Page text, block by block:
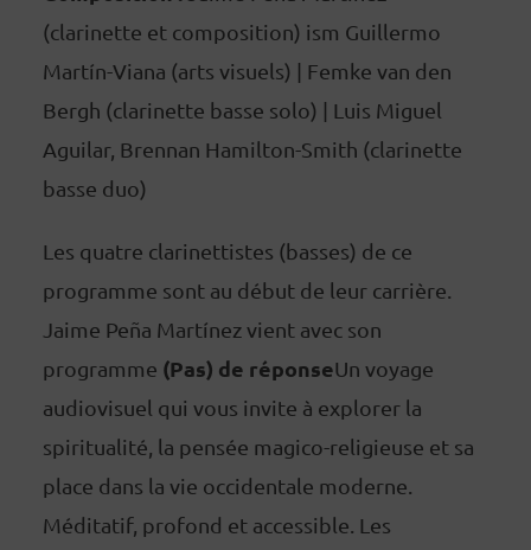
(clarinette et composition) ism Guillermo
Martín-Viana (arts visuels) | Femke van den
Bergh (clarinette basse solo) | Luis Miguel
Aguilar, Brennan Hamilton-Smith (clarinette
basse duo)
Les quatre clarinettistes (basses) de ce
programme sont au début de leur carrière.
Jaime Peña Martínez vient avec son
programme (Pas) de réponseUn voyage
audiovisuel qui vous invite à explorer la
spiritualité, la pensée magico-religieuse et sa
place dans la vie occidentale moderne.
Méditatif, profond et accessible. Les